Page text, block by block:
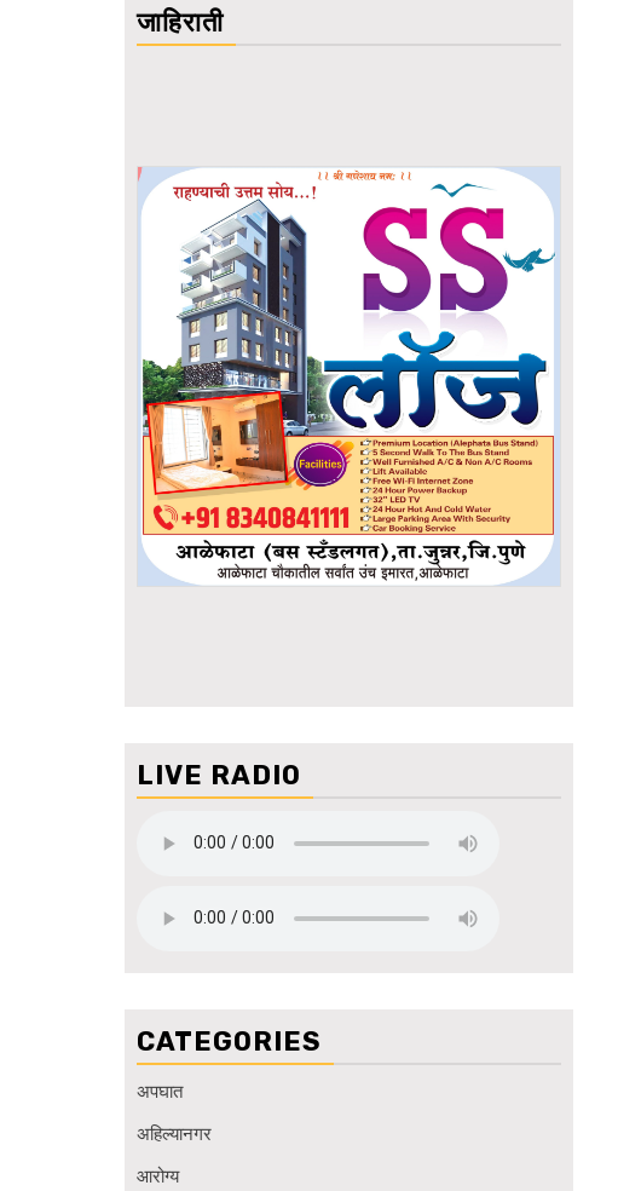
जाहिराती
LIVE RADIO
CATEGORIES
अपघात
अहिल्यानगर
आरोग्य